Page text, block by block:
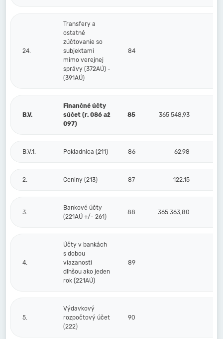
24.
Transfery a
ostatné
zúčtovanie so
subjektami
mimo verejnej
správy (372AÚ) -
(391AÚ)
84
B.V.
Finančné účty
súčet (r. 086 až
097)
85 365 548,93
B.V.1. Pokladnica (211) 86 62,98
2. Ceniny (213) 87 122,15
3.
Bankové účty
(221AÚ +/- 261)
88 365 363,80
4.
Účty v bankách
s dobou
viazanosti
dlhšou ako jeden
rok (221AÚ)
89
5.
Výdavkový
rozpočtový účet
(222)
90